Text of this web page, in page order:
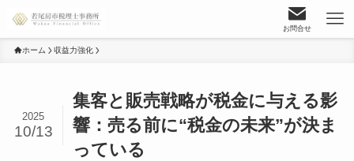
お問合せ
ホーム 収益力強化
集客と販売戦略が税金に与える影
響：売る前に“税金の未来”が決ま
っている
2025
10/13